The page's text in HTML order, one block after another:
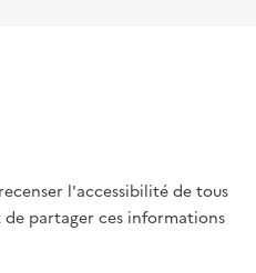
l'accessibilité de tous
partager ces informations